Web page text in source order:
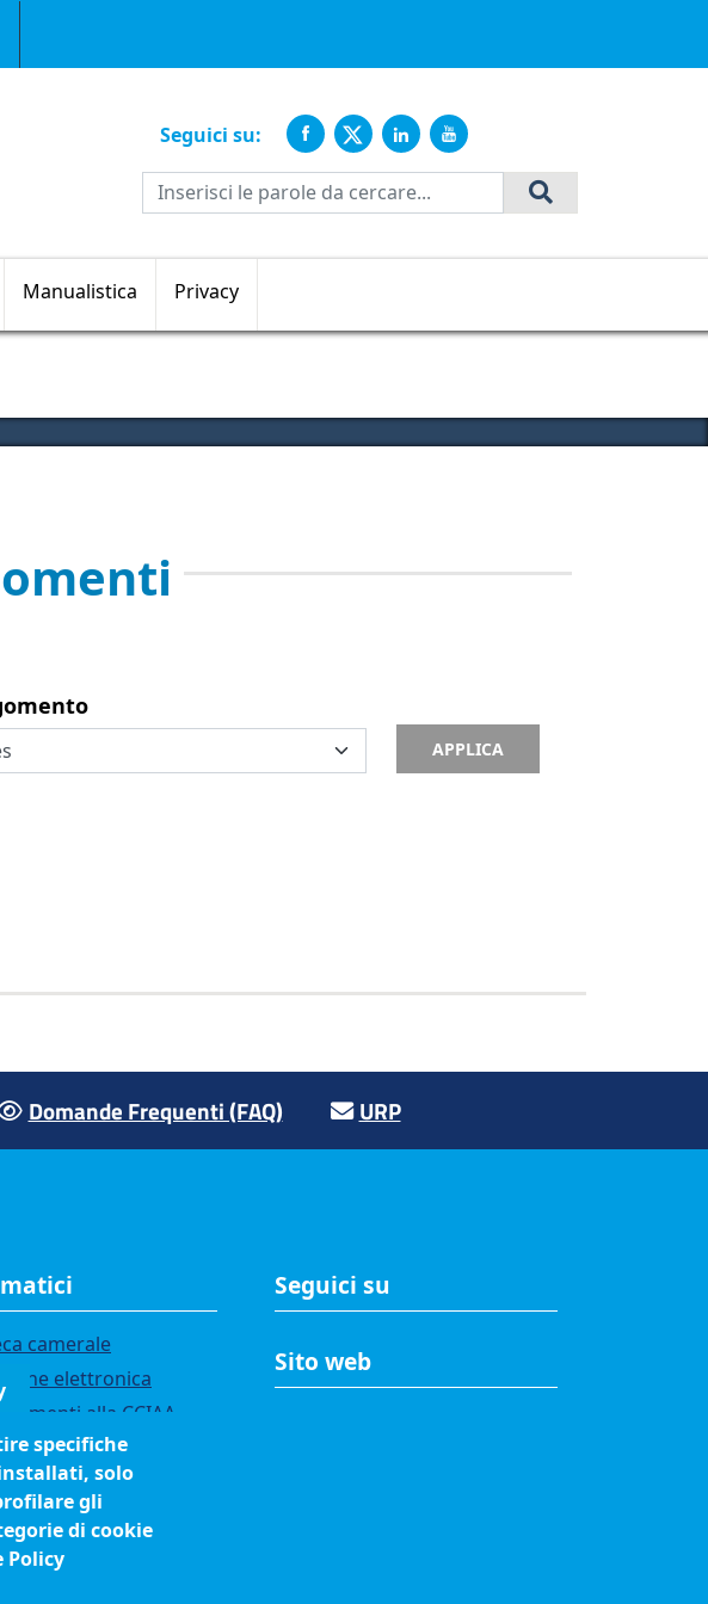
profilo utente
Seguici su:
Cerca
principali
Manualistica Privacy
APPLICA
Domande Frequenti (FAQ) URP
camerale
elettronica
alla CCIAA
soddisfazione
Seguici su
Sito web
specifiche
solo
gli
di cookie
Policy